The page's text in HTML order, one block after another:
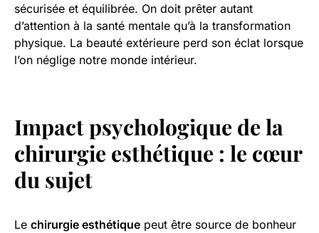
sécurisée et équilibrée. On doit prêter autant
d’attention à la santé mentale qu’à la transformation
physique. La beauté extérieure perd son éclat lorsque
l’on néglige notre monde intérieur.
Impact psychologique de la
chirurgie esthétique : le cœur
du sujet
Le chirurgie esthétique peut être source de bonheur